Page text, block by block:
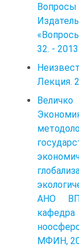
32. -
Лекция.
АНО
МФИН,